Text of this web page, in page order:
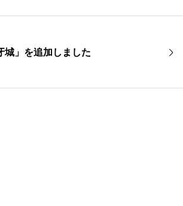
城」を追加しました